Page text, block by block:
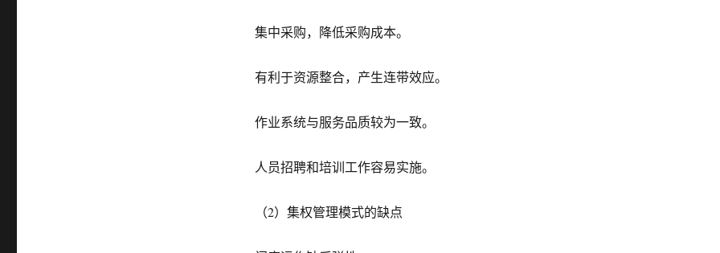
集中采购，降低采购成本。
有利于资源整合，产生连带效应。
作业系统与服务品质较为一致。
人员招聘和培训工作容易实施。
（2）集权管理模式的缺点